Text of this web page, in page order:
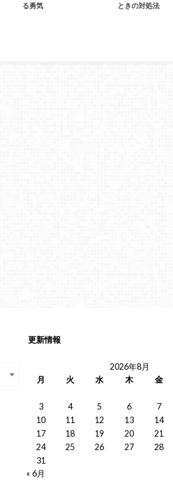
る勇気
ときの対処法
更新情報
2026年8月
月
火 水 木 金
3
4 5 6 7
10
11 12 13 14
17
18 19 20 21
24
25 26 27 28
31
« 6月